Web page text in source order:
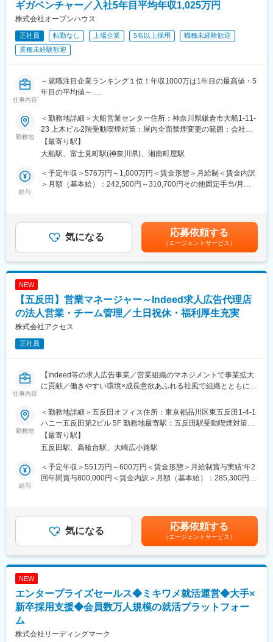
・時短勤務導入など女性活躍を推進／育休産休取得後の復帰率
100％
止
・GW・夏季・冬季休暇各10日
- 候補者目線に立った年収交渉・条件折衝の実施
◆クライアントとの信頼関係構築
- 採用パートナーとして長期的な信頼関係を構築し、深耕営業を推
進（新規開拓はほぼなし）
- 代表直轄組織のため、トップ営業に同席する機会が豊富
- 大企業との共同事業開発・コラボレーション提案にも参画可能
【社内向け業務】
◆CA（キャリアアドバイザー）との連携
プロモーション
- 週次副社長研修会・毎日のナレッジシェアを通じた学習環境で、
CAと一体となり成約率を向上
◆歩留まり改善・KPI管理
- 書類選考・一次面接・最終・内定・入社承諾の各フェーズでの
KPI分析と施策立案
- データドリブンなアプローチで課題の根本原因を特定し、解決策
を実行
- 新規ソリューション開発・事業開発プロジェクトへの参画機会あ
り（2年目で事業責任者に抜擢された実績あり）
└DX投資1億円以上の内製営業支援システムでデータ分析スキル
を習得
└提案の質・深さが、他エージェントと圧倒的に差別化できる
ギガベンチャー／入社5年目平均年収1,025万円
株式会社オープンハウス
正社員 転勤なし 上場企業 5名以上採用
職種未経験歓迎
業種未経験歓迎
仕事内容
～就職注目企業ランキング１位！年収1000万は1年目の最高値・5
年目の平均値～
＼おすすめポイント／
・日本で上位0.01%の＜売上1兆円企業＞トップレベルの成長率を
誇る上場大手
・未経験でも月給36万～！ 5年目平均年収1025万・昇進昇格年4
回・管理職の7割が20代！
・9割未経験・ほぼ全員が2カ月で数千万円の住宅を売れる抜群の
教育体制☆
来場者へのご案内や物件周辺でのお声がけを通じて、理想の住ま
い探しをサポート！
「都心×駅近×割安」が特徴で、一都三県・群馬・愛知・兵庫・大
ため、営業活動に集中できます。
■給与
未経験でも月給36万～！3年目の平均年収は740万、5年目の平均
実際に、25歳・入社2年目で年収1000万円を達成した社員や、5年
目で年収2100万円超を実現した社員も活躍しています。
■教育体制
約9割が未経験入社。
上場後10年で売上1兆円超、社員数6600名規模まで成長できたの
は、未経験者を短期間で戦力化する教育体制があるからです。
入社後は本社研修やOJTで不動産知識や営業の基礎を学び、多く
の社員が入社2カ月目には初成約を経験しています。
最年少課長は23歳、最年少部長は27歳。上場企業平均（課長45.1
歳、部長50.7歳）と比べ圧倒的なスピードでキャリアアップが可
将来的には戸建・マンション・収益不動産・海外不動産へのキャ
■働き方
・時短勤務導入など女性活躍を推進／育休産休取得後の復帰率
・残業月平40h、21:30にPC強制シャットダウン、PC持ち帰り禁
勤務地
＜勤務地詳細＞大船営業センター住所：神奈川県鎌倉市大船1-11-
23 上木ビル2階受動喫煙対策：屋内全面禁煙変更の範囲：会社の
定める事業所
【最寄り駅】
大船駅、富士見町駅(神奈川県)、湘南町屋駅
給与
＜予定年収＞576万円～1,000万円＜賃金形態＞月給制＜賃金内訳
＞月額（基本給）：242,500円～310,700円その他固定手当/月：
業手当＞有＜給与補足＞■昇進・昇格：年４回■賞与：年２回賃金
はあくまでも目安の金額であり、選考を通じて上下する可能性が
あります。月給(月額)は固定手当を含めた表記です。
気になる 応募依頼する
（エージェントサービス）
NEW
【五反田】営業マネージャー～Indeed求人広告代理店
の法人営業・チーム管理／土日祝休・福利厚生充実
株式会社アクセス
正社員
仕事内容
【Indeed等の求人広告事業／営業組織のマネジメントで事業拡大
に貢献／働きやすい環境×成長意欲あふれる社風で組織とともにス
■業務概要
当社は名古屋に本社を置き、リクルート・Indeedのパートナー企
業として、企業の採用活動を支援しています。
当社本社営業部にて、求人広告事業における営業マネージャーと
して、チームの業績向上・組織力強化を推進していただきます。
担当顧客は東京の飲食店中心です。
ルの企画・運用・提案
■組織構成
・成長意欲あふれる社風
└ビジョンに共感する社員を集めており、役員・社員同士の距離
└目標達成、新規開拓、強化商品など月間1万円～3万円をコンス
勤務地
＜勤務地詳細＞五反田オフィス住所：東京都品川区東五反田1-4-1
ハニー五反田第2ビル 5F 勤務地最寄駅：五反田駅受動喫煙対策：
屋内全面禁煙変更の範囲：会社の定める事業所
【最寄り駅】
五反田駅、高輪台駅、大崎広小路駅
給与
＜予定年収＞551万円～600万円＜賃金形態＞月給制賞与実績:年2
回年間賞与800,000円＜賃金内訳＞月額（基本給）：285,300円～
残業手当＞有＜給与補足＞上記想定年収はインセンティブ制度の
金額を含んだ額です。昨年度の実績に基づき平均値以下で算出し
ており、初年度から対象となります。■賞与：年間約3か月分賃金
はあくまでも目安の金額であり、選考を通じて上下する可能性が
あります。月給(月額)は固定手当を含めた表記です。
気になる 応募依頼する
（エージェントサービス）
NEW
エンタープライズセールス◆ミキワメ就活運営◆大手×
新卒採用支援◆会員数万人規模の就活プラットフォー
ム
株式会社リーディングマーク